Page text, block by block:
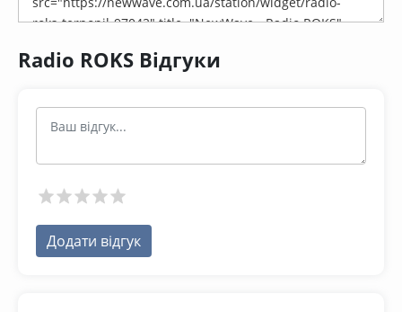
Radio ROKS Відгуки
Додати відгук